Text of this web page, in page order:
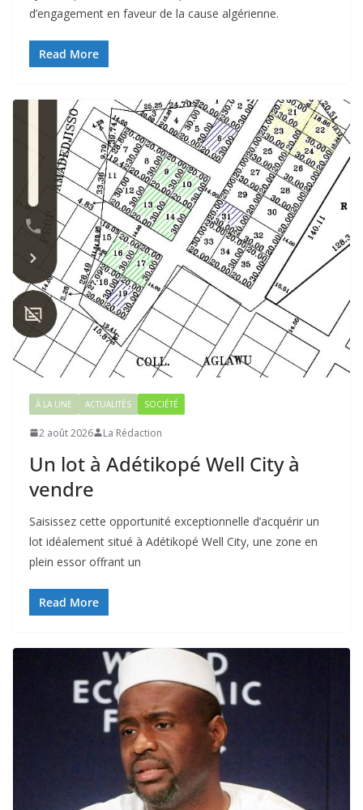
d’engagement en faveur de la cause algérienne.
Read More
À LA UNE ACTUALITÉS SOCIÉTÉ
2 août 2026 La Rédaction
Un lot à Adétikopé Well City à
vendre
Saisissez cette opportunité exceptionnelle d’acquérir un
lot idéalement situé à Adétikopé Well City, une zone en
plein essor offrant un
Read More